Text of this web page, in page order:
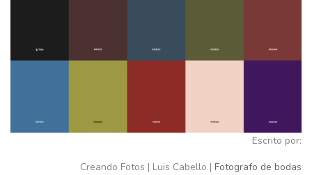
Escrito por:
Creando Fotos | Luis Cabello | Fotografo de bodas